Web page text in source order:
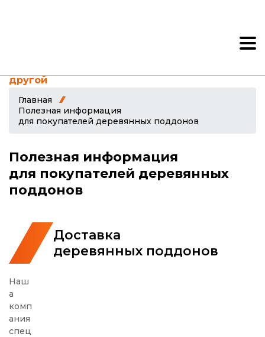
другой
Полезная информация
для покупателей деревянных
поддонов
Главная
Полезная информация
для покупателей деревянных поддонов
Доставка
деревянных поддонов
Наш
а
комп
ания
спец